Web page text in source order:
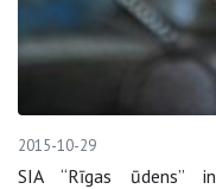
2015-10-29
SIA “Rīgas ūdens”